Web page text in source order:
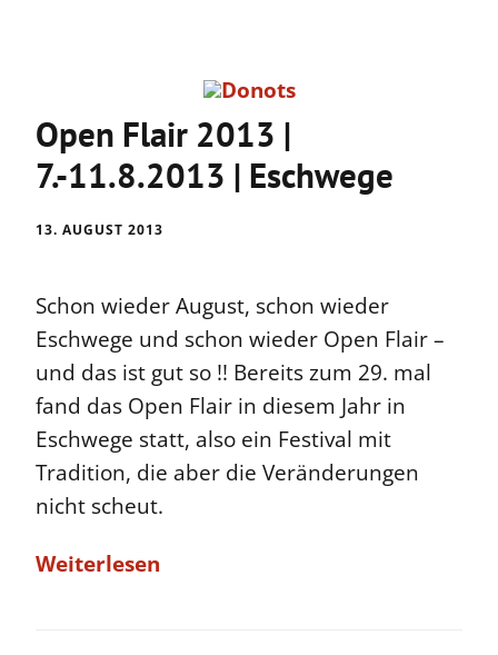
Open Flair 2013 |
7.-11.8.2013 | Eschwege
13. AUGUST 2013
Schon wieder August, schon wieder
Eschwege und schon wieder Open Flair –
und das ist gut so !! Bereits zum 29. mal
fand das Open Flair in diesem Jahr in
Eschwege statt, also ein Festival mit
Tradition, die aber die Veränderungen
nicht scheut.
Weiterlesen